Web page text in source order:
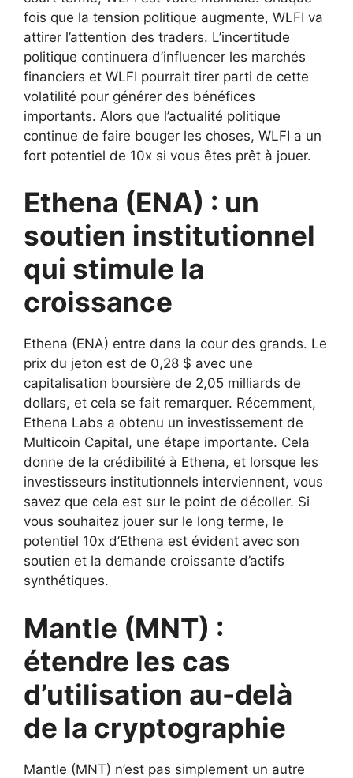
fois que la tension politique augmente, WLFI va
attirer l’attention des traders. L’incertitude
politique continuera d’influencer les marchés
financiers et WLFI pourrait tirer parti de cette
volatilité pour générer des bénéfices
importants. Alors que l’actualité politique
continue de faire bouger les choses, WLFI a un
fort potentiel de 10x si vous êtes prêt à jouer.
Ethena (ENA) : un
soutien institutionnel
qui stimule la
croissance
Ethena (ENA) entre dans la cour des grands. Le
prix du jeton est de 0,28 $ avec une
capitalisation boursière de 2,05 milliards de
dollars, et cela se fait remarquer. Récemment,
Ethena Labs a obtenu un investissement de
Multicoin Capital, une étape importante. Cela
donne de la crédibilité à Ethena, et lorsque les
investisseurs institutionnels interviennent, vous
savez que cela est sur le point de décoller. Si
vous souhaitez jouer sur le long terme, le
potentiel 10x d’Ethena est évident avec son
soutien et la demande croissante d’actifs
synthétiques.
Mantle (MNT) :
étendre les cas
d’utilisation au-delà
de la cryptographie
Mantle (MNT) n’est pas simplement un autre